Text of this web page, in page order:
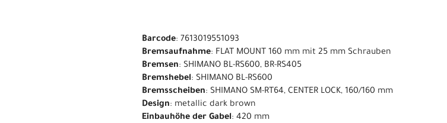
Barcode: 7613019551093
Bremsaufnahme: FLAT MOUNT 160 mm mit 25 mm Schrauben
Bremsen: SHIMANO BL-RS600, BR-RS405
Bremshebel: SHIMANO BL-RS600
Bremsscheiben: SHIMANO SM-RT64, CENTER LOCK, 160/160 mm
Design: metallic dark brown
Einbauhöhe der Gabel: 420 mm